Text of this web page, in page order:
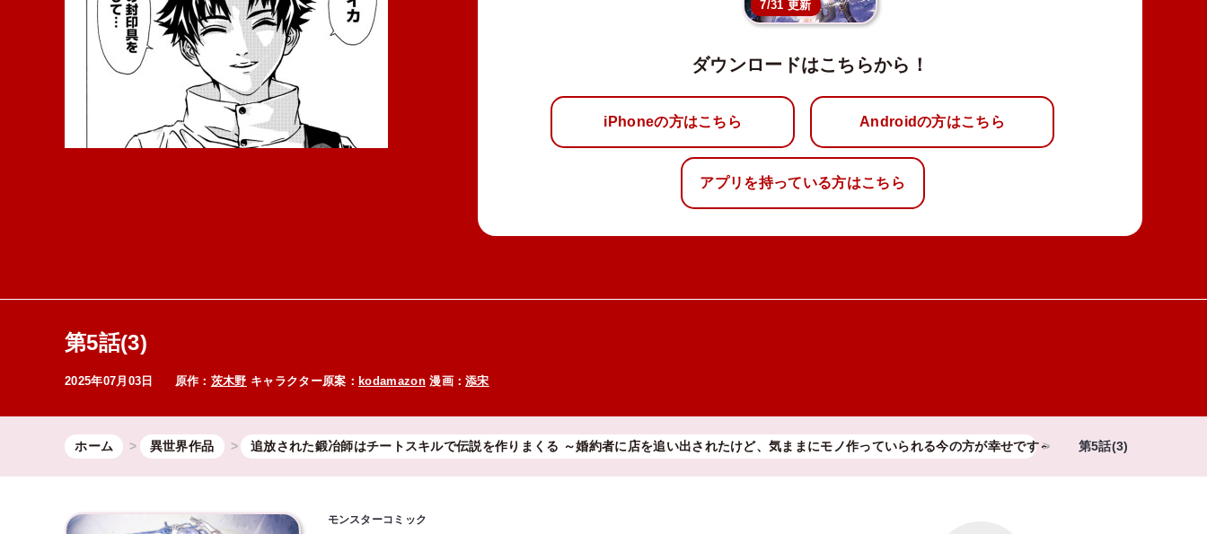
7/31 更新
ダウンロードはこちらから！
iPhoneの方はこちら Androidの方はこちら
アプリを持っている方はこちら
第5話(3)
2025年07月03日 原作： 茨木野 キャラクター原案： kodamazon漫画：添宋
ホーム 異世界作品 追放された鍛冶師はチートスキルで伝説を作りまくる ～婚約者に店を追い出されたけど、気ままにモノ作っていられる今の方が幸せです～ 第5話(3)
モンスターコミック